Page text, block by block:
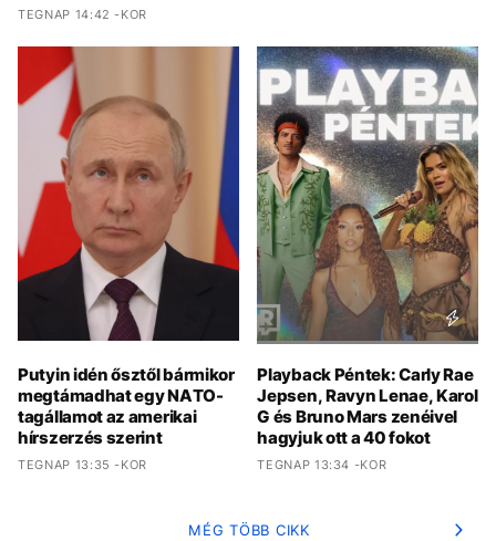
TEGNAP 14:42 -KOR
Putyin idén ősztől bármikor
megtámadhat egy NATO-
tagállamot az amerikai
hírszerzés szerint
TEGNAP 13:35 -KOR
Playback Péntek: Carly Rae
Jepsen, Ravyn Lenae, Karol
G és Bruno Mars zenéivel
hagyjuk ott a 40 fokot
TEGNAP 13:34 -KOR
MÉG TÖBB CIKK